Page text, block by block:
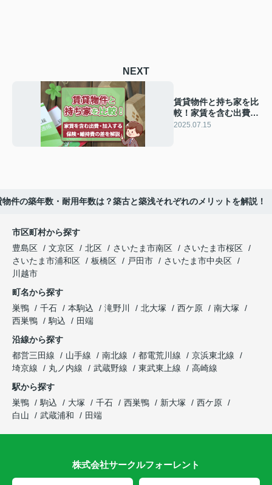
NEXT
賃貸物件と持ち家を比
較！家賃を含む出費・
加入する保険・維持費
2025.07.15
物件の築年数・耐用年数は？築古と築浅それぞれのメリットを解説！
市区町村から探す
豊島区
文京区 北区 さいたま市南区
さいたま市桜区
さいたま市浦和区
板橋区 戸田市
さいたま市中央区
川越市
町名から探す
巣鴨
千石 本駒込 滝野川 北大塚 西ケ原
南大塚
西巣鴨
駒込
田端
沿線から探す
都営三田線
山手線 南北線 都電荒川線
京浜東北線
埼京線
丸ノ内線 武蔵野線 東武東上線
高崎線
駅から探す
巣鴨
駒込 大塚 千石 西巣鴨 新大塚
西ケ原
白山
武蔵浦和 田端
株式会社サークルフォーレント